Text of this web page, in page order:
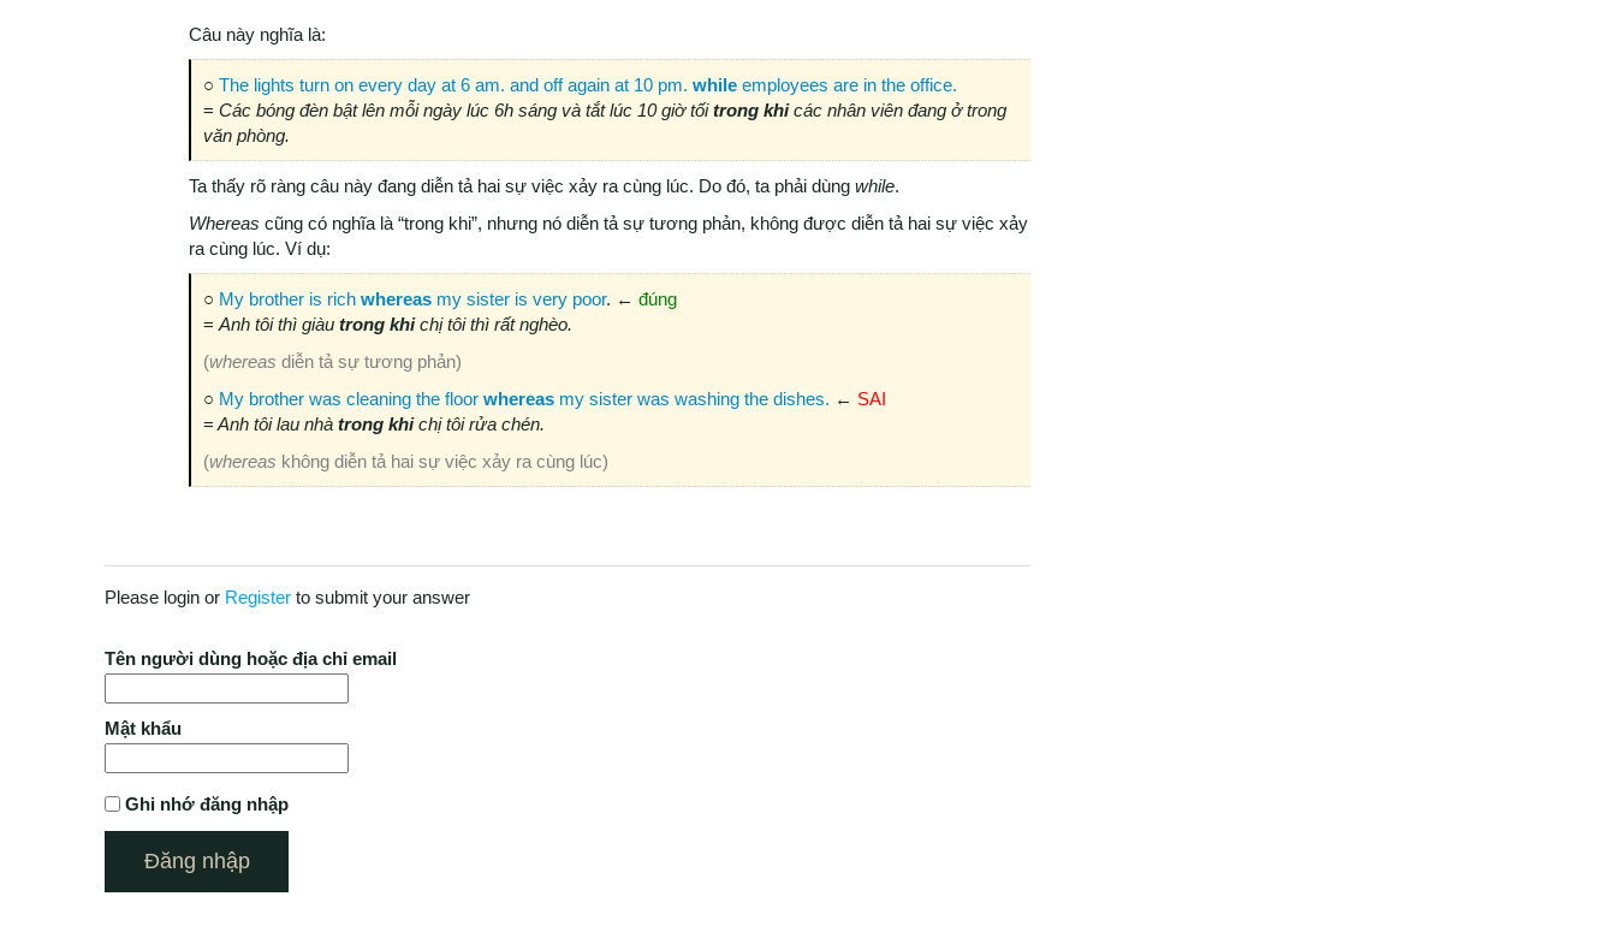
Câu này nghĩa là:
○ The lights turn on every day at 6 am. and off again at 10 pm. while employees are in the off‌ice.
= Các bóng đèn bật lên mỗi ngày lúc 6h sáng và tắt lúc 10 giờ tốitrong khicác nhân viên đang ở trong
văn phòng.
Ta thấy rõ ràng câu này đang diễn tả hai sự việc xảy ra cùng lúc. Do đó, ta phải dùng while.
Whereas cũng có nghĩa là “trong khi”, nhưng nó diễn tả sự tương phản, không được diễn tả hai sự việc xảy
ra cùng lúc. Ví dụ:
○ My brother is rich whereas my sister is very poor. ← đúng
= Anh tôi thì giàu trong khichị tôi thì rất nghèo.
(whereas diễn tả sự tương phản)
○ My brother was cleaning the floor whereas my sister was washing the dishes. ← SAI
= Anh tôi lau nhà trong khichị tôi rửa chén.
(whereas không diễn tả hai sự việc xảy ra cùng lúc)
Please login or Register to submit your answer
Tên người dùng hoặc địa chỉ email
Mật khẩu
Ghi nhớ đăng nhập